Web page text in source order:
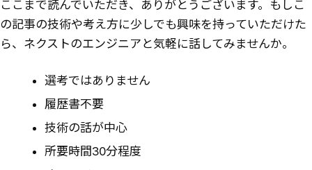
ここまで読んでいただき、ありがとうございます。もしこ
の記事の技術や考え方に少しでも興味を持っていただけた
ら、ネクストのエンジニアと気軽に話してみませんか。
選考ではありません
履歴書不要
技術の話が中心
所要時間30分程度